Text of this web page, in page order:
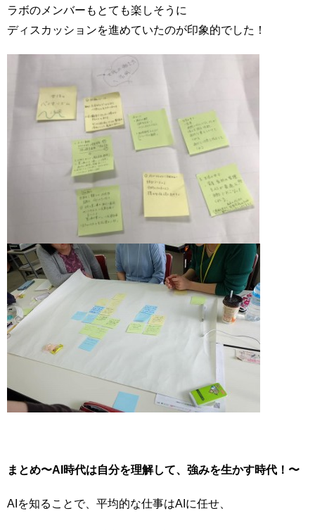
ラボのメンバーもとても楽しそうに
ディスカッションを進めていたのが印象的でした！
まとめ〜AI時代は自分を理解して、強みを生かす時代！〜
AIを知ることで、平均的な仕事はAIに任せ、